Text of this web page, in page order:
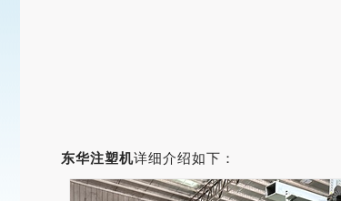
东华注塑机详细介绍如下：